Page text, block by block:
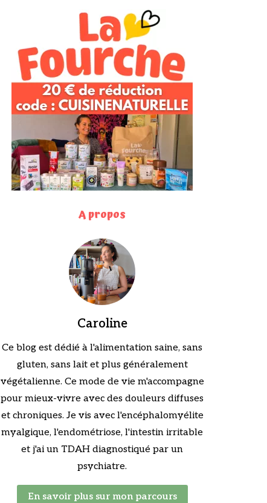
A propos
Caroline
Ce blog est dédié à l'alimentation saine, sans
gluten, sans lait et plus généralement
végétalienne. Ce mode de vie m'accompagne
pour mieux-vivre avec des douleurs diffuses
et chroniques. Je vis avec l'encéphalomyélite
myalgique, l'endométriose, l'intestin irritable
et j'ai un TDAH diagnostiqué par un
psychiatre.
En savoir plus sur mon parcours